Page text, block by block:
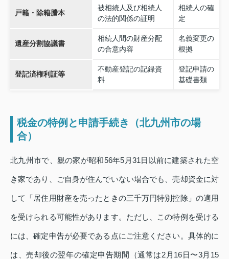
戸籍・除籍謄本
被相続人及び相続人
の法的関係の証明
相続人の確
定
遺産分割協議書
相続人間の財産分配
の合意内容
名義変更の
根拠
登記済権利証等
不動産登記の記録資
料
登記申請の
基礎書類
税金の特例と申請手続き（北九州市の場
合）
北九州市で、親の家が昭和56年5月31日以前に建築された空
き家であり、ご自身が住んでいない場合でも、売却資金に対
して「居住用財産を売ったときの三千万円特別控除」の適用
を受けられる可能性があります。ただし、この特例を受ける
には、確定申告が必要である点にご注意ください。具体的に
は、売却後の翌年の確定申告期間（通常は2月16日〜3月15